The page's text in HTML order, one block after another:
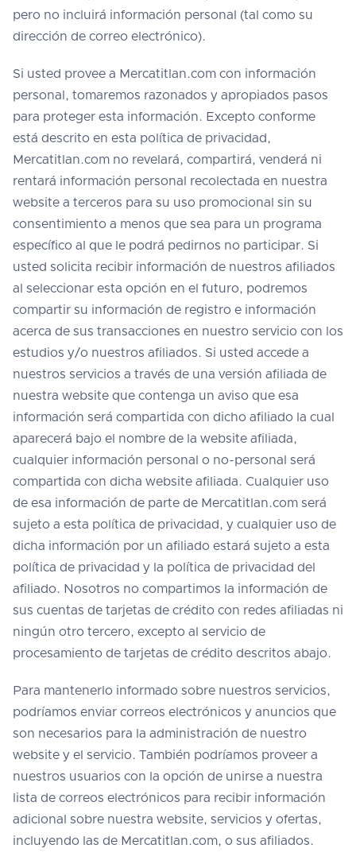
pero no incluirá información personal (tal como su
dirección de correo electrónico).
Si usted provee a Mercatitlan.com con información
personal, tomaremos razonados y apropiados pasos
para proteger esta información. Excepto conforme
está descrito en esta política de privacidad,
Mercatitlan.com no revelará, compartirá, venderá ni
rentará información personal recolectada en nuestra
website a terceros para su uso promocional sin su
consentimiento a menos que sea para un programa
específico al que le podrá pedirnos no participar. Si
usted solicita recibir información de nuestros afiliados
al seleccionar esta opción en el futuro, podremos
compartir su información de registro e información
acerca de sus transacciones en nuestro servicio con los
estudios y/o nuestros afiliados. Si usted accede a
nuestros servicios a través de una versión afiliada de
nuestra website que contenga un aviso que esa
información será compartida con dicho afiliado la cual
aparecerá bajo el nombre de la website afiliada,
cualquier información personal o no-personal será
compartida con dicha website afiliada. Cualquier uso
de esa información de parte de Mercatitlan.com será
sujeto a esta política de privacidad, y cualquier uso de
dicha información por un afiliado estará sujeto a esta
política de privacidad y la política de privacidad del
afiliado. Nosotros no compartimos la información de
sus cuentas de tarjetas de crédito con redes afiliadas ni
ningún otro tercero, excepto al servicio de
procesamiento de tarjetas de crédito descritos abajo.
Para mantenerlo informado sobre nuestros servicios,
podríamos enviar correos electrónicos y anuncios que
son necesarios para la administración de nuestro
website y el servicio. También podríamos proveer a
nuestros usuarios con la opción de unirse a nuestra
lista de correos electrónicos para recibir información
adicional sobre nuestra website, servicios y ofertas,
incluyendo las de Mercatitlan.com, o sus afiliados.